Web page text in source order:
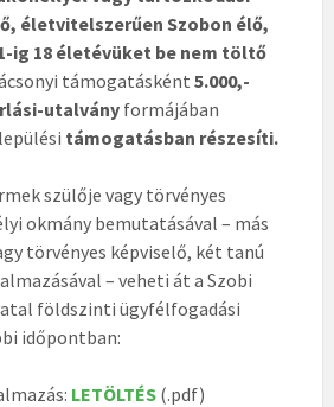
életvitelszerűen Szobon élő,
ig 18 életévüket be nem töltő
támogatásként5.000,-
utalványformájában
támogatásban részesíti.
szülője vagy törvényes
okmány bemutatásával – más
törvényes képviselő, két tanú
– veheti át a Szobi
földszinti ügyfélfogadási
időpontban:
LETÖLTÉS (.pdf)